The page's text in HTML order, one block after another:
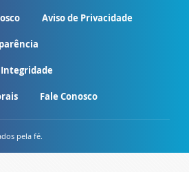
Aviso de Privacidade
Fale Conosco
pela fé.